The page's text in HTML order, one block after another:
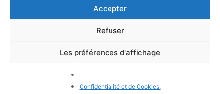
Accepter
Refuser
Les préférences d'affichage
Confidentialité et de Cookies.
POLITIQUE DE CONFIDENTIALITÉ